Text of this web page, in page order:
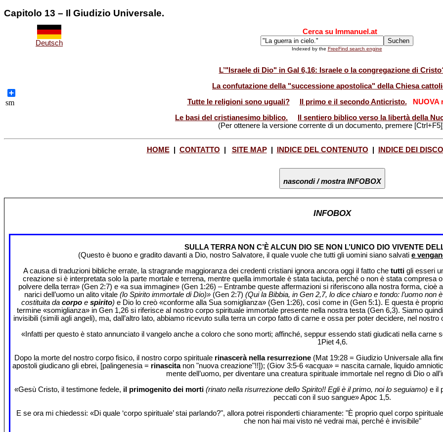
Capitolo 13 – Il Giudizio Universale.
Deutsch
Cerca su Immanuel.at
Indexed by the FreeFind search engine
Share
sm
L’"Israele di Dio" in Gal 6,16: Israele o la congregazione di
La confutazione della "successione apostolica" della Chiesa
Tutte le religioni sono uguali?
Il primo e il secondo Anticristo.
NUOVA
Le basi del cristianesimo biblico.
Il sentiero biblico verso la libertà della
(Per ottenere la versione corrente di un documento, premere
HOME| CONTATTO SITE MAP| INDICE DEL CONTENUTO INDICE DEI
nascondi / mostra INFOBOX
INFOBOX
SULLA TERRA NON C’È ALCUN DIO SE NON L’UNICO DIO VIVENTE
(Questo è buono e gradito davanti a Dio, nostro Salvatore, il quale vuole che tutti gli uomini siano salvati e
A causa di traduzioni bibliche errate, la stragrande maggioranza dei credenti cristiani ignora ancora oggi il fatto che tutti gli esseri
creazione si è interpretata solo la parte mortale e terrena, mentre quella immortale è stata taciuta, perché o non è stata compresa
polvere della terra» (Gen 2:7) e «a sua immagine» (Gen 1:26) – Entrambe queste affermazioni si riferiscono alla nostra forma,
narici dell’uomo un alito vitale (lo Spirito immortale di Dio)» (Gen 2:7) (Qui la Bibbia, in Gen 2,7, lo dice chiaro e tondo: l’uomo non
costituita da corpoe spirito) e Dio lo creò «conforme alla Sua somiglianza» (Gen 1:26), così come in (Gen 5:1). E questa è
termine «somiglianza» in Gen 1,26 si riferisce al nostro corpo spirituale immortale presente nella nostra testa (Gen 6,3). Siamo
invisibili (simili agli angeli), ma, dall’altro lato, abbiamo ricevuto sulla terra un corpo fatto di carne e ossa per poter decidere, nel
«Infatti per questo è stato annunciato il vangelo anche a coloro che sono morti; affinché, seppur essendo stati giudicati nella
1Piet 4,6.
Dopo la morte del nostro corpo fisico, il nostro corpo spirituale rinascerà nella resurrezione (Mat 19:28 = Giudizio Universale alla
apostoli giudicano gli ebrei, [palingenesia = rinascitanon "nuova creazione"!!]); (Giov 3:5-6 «acqua» = nascita carnale, liquido
mente dell’uomo, per diventare una creatura spirituale immortale nel regno di Dio o
«Gesù Cristo, il testimone fedele, il primogenito dei morti(rinato nella risurrezione dello Spirito!! Egli è il primo, noi lo seguiamo) e il
peccati con il suo sangue» Apoc 1,5.
E se ora mi chiedessi: «Di quale ‘corpo spirituale’ stai parlando?", allora potrei risponderti chiaramente: "È proprio quel corpo
che non hai mai visto né vedrai mai, perché è invisibile"